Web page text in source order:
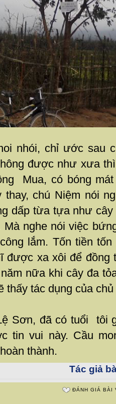
nhói, chỉ ước sau
được như xưa
Mua, có bóng
thay, chú Niệm nói
dấp từa tựa như
Mà nghe nói việc
lắm. Tốn tiền
được xa xôi để đồng
nữa khi cây đa
thấy tác dụng của
Sơn, đã có tuổi tôi
tin vui này. Cầu
thành.
Tác giả
ĐÁNH GIÁ BÀI